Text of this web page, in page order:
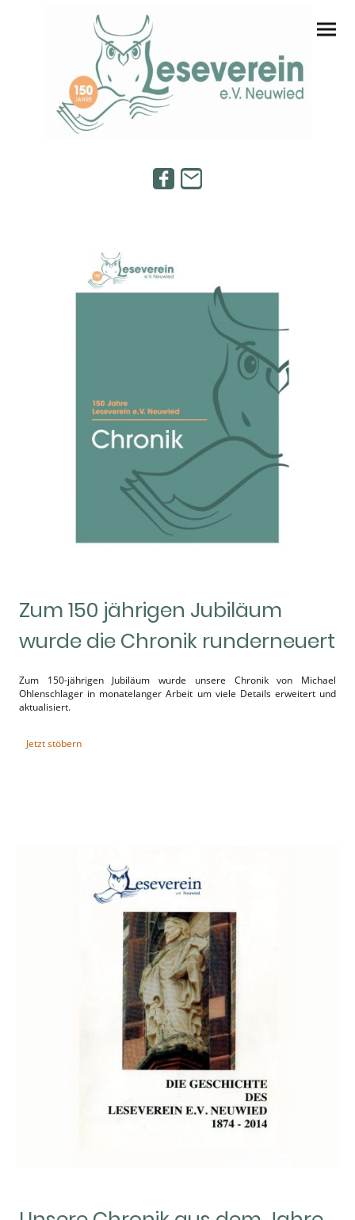
Zum 150 jährigen Jubiläum
wurde die Chronik runderneuert
Zum 150-jährigen Jubiläum wurde unsere Chronik von Michael
Ohlenschlager in monatelanger Arbeit um viele Details erweitert und
aktualisiert.
Jetzt stöbern